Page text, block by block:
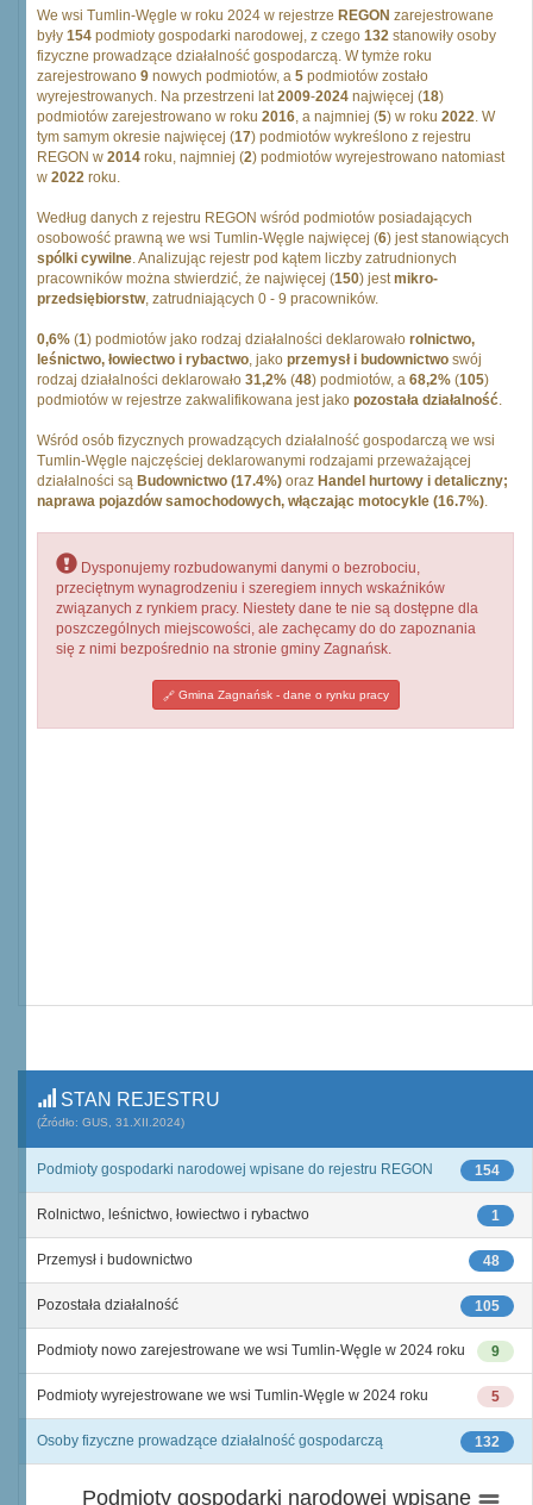
We wsi Tumlin-Węgle w roku 2024 w rejestrze REGON zarejestrowane
były 154 podmioty gospodarki narodowej, z czego 132 stanowiły osoby
fizyczne prowadzące działalność gospodarczą. W tymże roku
zarejestrowano 9 nowych podmiotów, a 5 podmiotów zostało
wyrejestrowanych. Na przestrzeni lat2009-2024 najwięcej (18)
podmiotów zarejestrowano w roku 2016, a najmniej (5) w roku 2022. W
tym samym okresie najwięcej (17) podmiotów wykreślono z rejestru
REGON w 2014 roku, najmniej (2) podmiotów wyrejestrowano natomiast
w 2022 roku.
Według danych z rejestru REGON wśród podmiotów posiadających
osobowość prawną we wsi Tumlin-Węgle najwięcej (6) jest stanowiących
spólki cywilne. Analizując rejestr pod kątem liczby zatrudnionych
pracowników można stwierdzić, że najwięcej (150) jestmikro-
przedsiębiorstw, zatrudniających 0 - 9 pracowników.
0,6% (1) podmiotów jako rodzaj działalności deklarowało rolnictwo,
leśnictwo, łowiectwo i rybactwo, jako przemysł i budownictwo swój
rodzaj działalności deklarowało 31,2% (48) podmiotów, a 68,2% (105)
podmiotów w rejestrze zakwalifikowana jest jako pozostała działalność.
Wśród osób fizycznych prowadzących działalność gospodarczą we wsi
Tumlin-Węgle najczęściej deklarowanymi rodzajami przeważającej
działalności są Budownictwo (17.4%) oraz Handel hurtowy i detaliczny;
naprawa pojazdów samochodowych, włączając motocykle (16.7%).
Dysponujemy rozbudowanymi danymi o bezrobociu,
przeciętnym wynagrodzeniu i szeregiem innych wskaźników
związanych z rynkiem pracy. Niestety dane te nie są dostępne dla
poszczególnych miejscowości, ale zachęcamy do do zapoznania
się z nimi bezpośrednio na stronie gminy Zagnańsk.
Gmina Zagnańsk - dane o rynku pracy
STAN REJESTRU
(Źródło: GUS, 31.XII.2024)
154
Podmioty gospodarki narodowej wpisane do rejestru REGON
1
Rolnictwo, leśnictwo, łowiectwo i rybactwo
48
Przemysł i budownictwo
105
Pozostała działalność
9
Podmioty nowo zarejestrowane we wsi Tumlin-Węgle w 2024 roku
5
Podmioty wyrejestrowane we wsi Tumlin-Węgle w 2024 roku
132
Osoby fizyczne prowadzące działalność gospodarczą
Podmioty gospodarki narodowej wpisane